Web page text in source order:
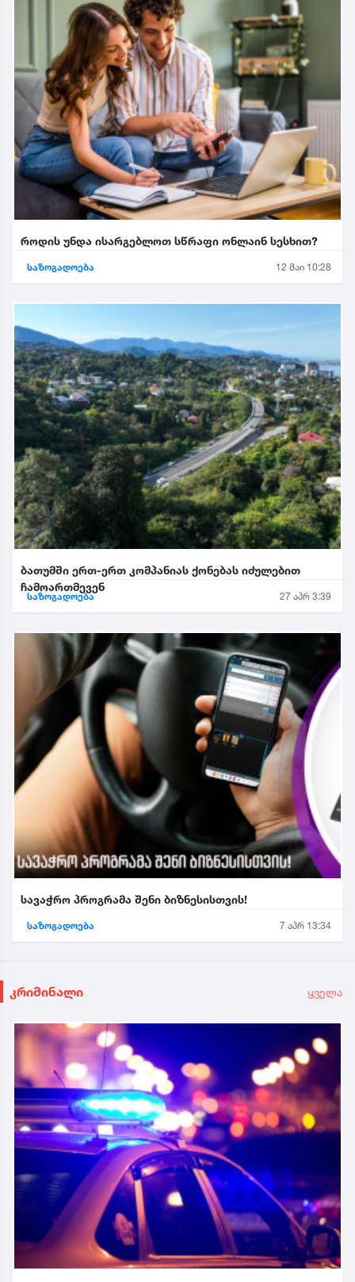
როდის უნდა ისარგებლოთ სწრაფი ონლაინ სესხით?
საზოგადოება 12 მაი 10:28
ბათუმში ერთ-ერთ კომპანიას ქონებას იძულებით
ჩამოართმევენ
საზოგადოება 27 აპრ 3:39
სავაჭრო პროგრამა შენი ბიზნესისთვის!
საზოგადოება 7 აპრ 13:34
კრიმინალი ყველა